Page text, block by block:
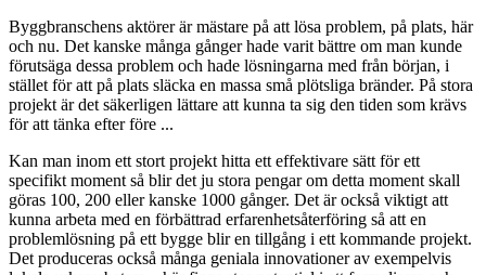
Byggbranschens aktörer är mästare på att lösa problem, på plats, här
och nu. Det kanske många gånger hade varit bättre om man kunde
förutsäga dessa problem och hade lösningarna med från början, i
stället för att på plats släcka en massa små plötsliga bränder. På stora
projekt är det säkerligen lättare att kunna ta sig den tiden som krävs
för att tänka efter före ...
Kan man inom ett stort projekt hitta ett effektivare sätt för ett
specifikt moment så blir det ju stora pengar om detta moment skall
göras 100, 200 eller kanske 1000 gånger. Det är också viktigt att
kunna arbeta med en förbättrad erfarenhetsåterföring så att en
problemlösning på ett bygge blir en tillgång i ett kommande projekt.
Det produceras också många geniala innovationer av exempelvis